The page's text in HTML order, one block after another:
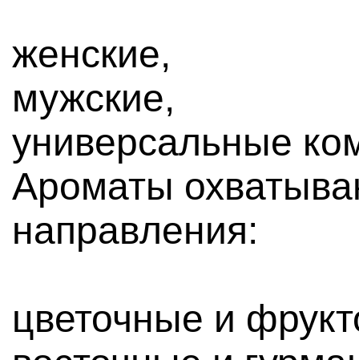
женские,
мужские,
универсальные
Ароматы
направления:
цветочные и